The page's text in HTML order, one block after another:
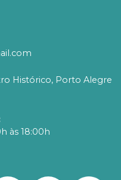
Histórico, Porto Alegre
às 18:00h